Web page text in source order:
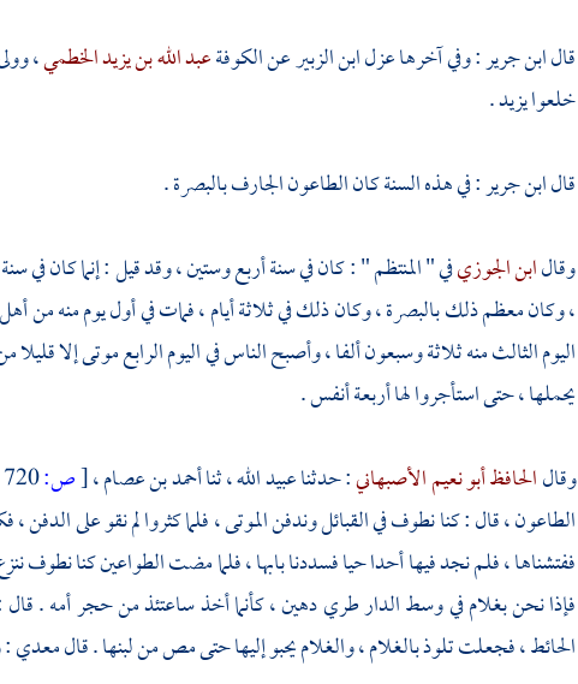
قالابن جرير: وفي آخرها عزلابن الزبيرعنالكوفةعبد الله بن يزيد الخطمي،
خلعوايزيد.
قالابن جرير: في هذه السنة كان الطاعون الجارفبالبصرة.
وقالابن الجوزيفي " المنتظم " : كان في سنة أربع وستين ، وقد قيل : إنما كان
، وكان معظم ذلكبالبصرة، وكان ذلك في ثلاثة أيام ، فمات في أول يوم منه من أهل
اليوم الثالث منه ثلاثة وسبعون ألفا ، وأصبح الناس في اليوم الرابع موتى إلا
يحملها ، حتى استأجروا لها أربعة أنفس .
وقالالحافظ أبو نعيم الأصبهاني: حدثناعبيد الله، ثناأحمد بن عصام،[ص:
الطاعون ، قال : كنا نطوف في القبائل وندفن الموتى ، فلما كثروا لم نقو على الدفن
ففتشناها ، فلم نجد فيها أحدا حيا فسددنا بابها ، فلما مضت الطواعين كنا نطوف
فإذا نحن بغلام في وسط الدار طري دهين ، كأنما أخذ ساعتئذ من حجر أمه .
الحائط ، فجعلت تلوذ بالغلام ، والغلام يحبو إليها حتى مص من لبنها . قالمعدي: